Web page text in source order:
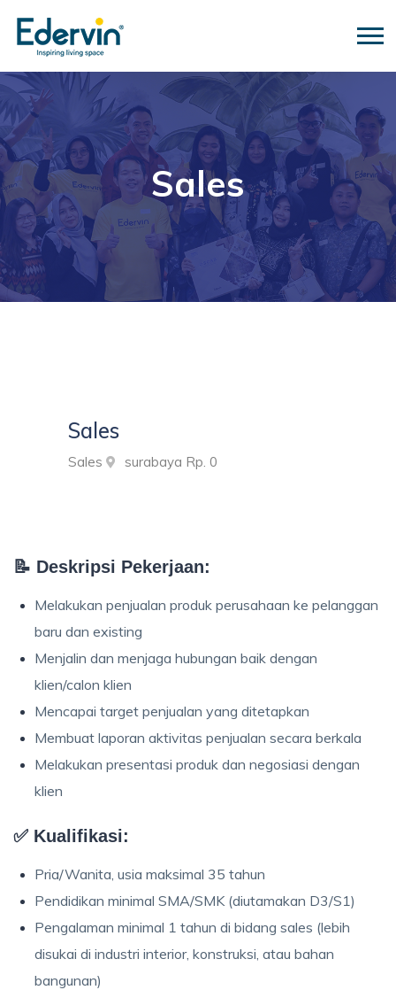
Sales
Sales
Sales surabaya Rp. 0
📝 Deskripsi Pekerjaan:
Melakukan penjualan produk perusahaan ke pelanggan
baru dan existing
Menjalin dan menjaga hubungan baik dengan
klien/calon klien
Mencapai target penjualan yang ditetapkan
Membuat laporan aktivitas penjualan secara berkala
Melakukan presentasi produk dan negosiasi dengan
klien
✅ Kualifikasi:
Pria/Wanita, usia maksimal 35 tahun
Pendidikan minimal SMA/SMK (diutamakan D3/S1)
Pengalaman minimal 1 tahun di bidang sales (lebih
disukai di industri interior, konstruksi, atau bahan
bangunan)